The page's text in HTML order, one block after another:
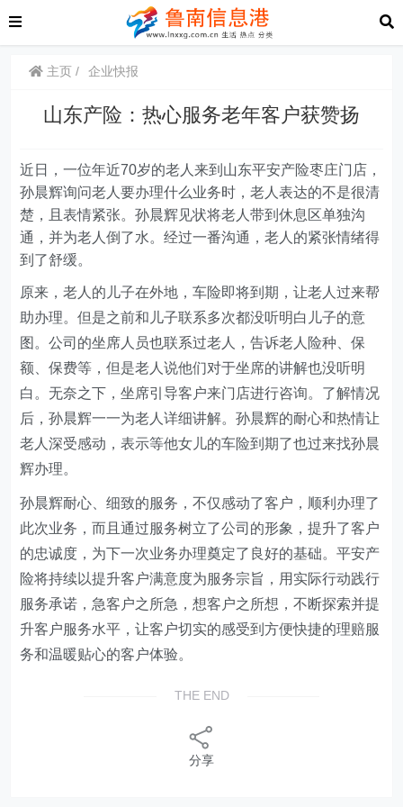
主页 企业快报
山东产险：热心服务老年客户获赞扬
近日，一位年近70岁的老人来到山东平安产险枣庄门店，
孙晨辉询问老人要办理什么业务时，老人表达的不是很清
楚，且表情紧张。孙晨辉见状将老人带到休息区单独沟
通，并为老人倒了水。经过一番沟通，老人的紧张情绪得
到了舒缓。
原来，老人的儿子在外地，车险即将到期，让老人过来帮
助办理。但是之前和儿子联系多次都没听明白儿子的意
图。公司的坐席人员也联系过老人，告诉老人险种、保
额、保费等，但是老人说他们对于坐席的讲解也没听明
白。无奈之下，坐席引导客户来门店进行咨询。了解情况
后，孙晨辉一一为老人详细讲解。孙晨辉的耐心和热情让
老人深受感动，表示等他女儿的车险到期了也过来找孙晨
辉办理。
孙晨辉耐心、细致的服务，不仅感动了客户，顺利办理了
此次业务，而且通过服务树立了公司的形象，提升了客户
的忠诚度，为下一次业务办理奠定了良好的基础。平安产
险将持续以提升客户满意度为服务宗旨，用实际行动践行
服务承诺，急客户之所急，想客户之所想，不断探索并提
升客户服务水平，让客户切实的感受到方便快捷的理赔服
务和温暖贴心的客户体验。
THE END
分享